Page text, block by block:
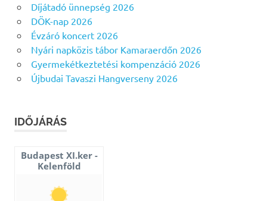
Díjátadó ünnepség 2026
DÖK-nap 2026
Évzáró koncert 2026
Nyári napközis tábor Kamaraerdőn 2026
Gyermekétkeztetési kompenzáció 2026
Újbudai Tavaszi Hangverseny 2026
IDŐJÁRÁS